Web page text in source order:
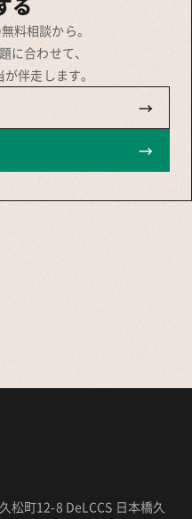
料相談から。
に合わせて、
伴走します。
→
→
松町12-8 DeLCCS 日本橋久